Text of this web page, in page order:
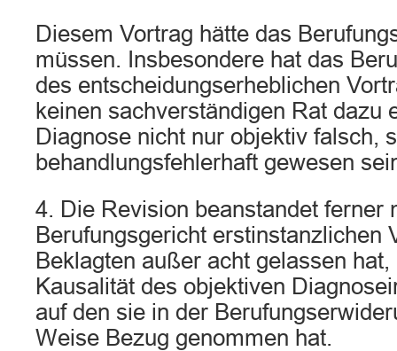
Diesem Vortrag hätte das
müssen. Insbesondere hat das
des entscheidungserheblichen
keinen sachverständigen Rat dazu
Diagnose nicht nur objektiv falsch,
behandlungsfehlerhaft gewesen
4. Die Revision beanstandet ferner
Berufungsgericht erstinstanzlichen
Beklagten außer acht gelassen
Kausalität des objektiven
auf den sie in der
Weise Bezug genommen hat.